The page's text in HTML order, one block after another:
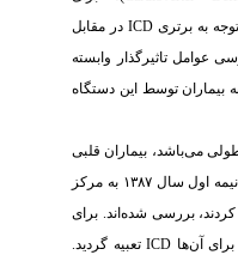
به برتریICDدر مقابل
تاثیرگذار وابسته
توسط این دستگاه
می‌باشد، بیماران قلبی
که از ابتدای سال ۱۳۸۴ لغایت پایان نیمه اول سال ۱۳۸۷ به مرکز
بررسی شده‌اند. برای
آن‌هاICDتعبیه گردید.